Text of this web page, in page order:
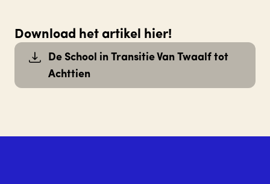
Download het artikel hier!
De School in Transitie Van Twaalf tot
Achttien